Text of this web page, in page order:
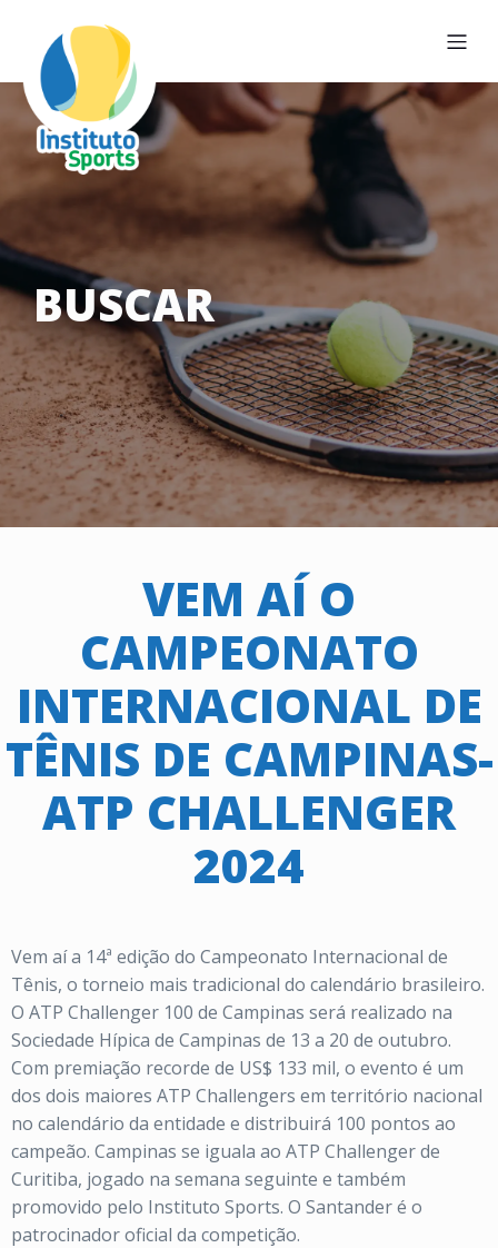
BUSCAR
VEM AÍ O
CAMPEONATO
INTERNACIONAL DE
TÊNIS DE CAMPINAS-
ATP CHALLENGER
2024
Vem aí a 14ª edição do Campeonato Internacional de
Tênis, o torneio mais tradicional do calendário brasileiro.
O ATP Challenger 100 de Campinas será realizado na
Sociedade Hípica de Campinas de 13 a 20 de outubro.
Com premiação recorde de US$ 133 mil, o evento é um
dos dois maiores ATP Challengers em território nacional
no calendário da entidade e distribuirá 100 pontos ao
campeão. Campinas se iguala ao ATP Challenger de
Curitiba, jogado na semana seguinte e também
promovido pelo Instituto Sports. O Santander é o
patrocinador oficial da competição.